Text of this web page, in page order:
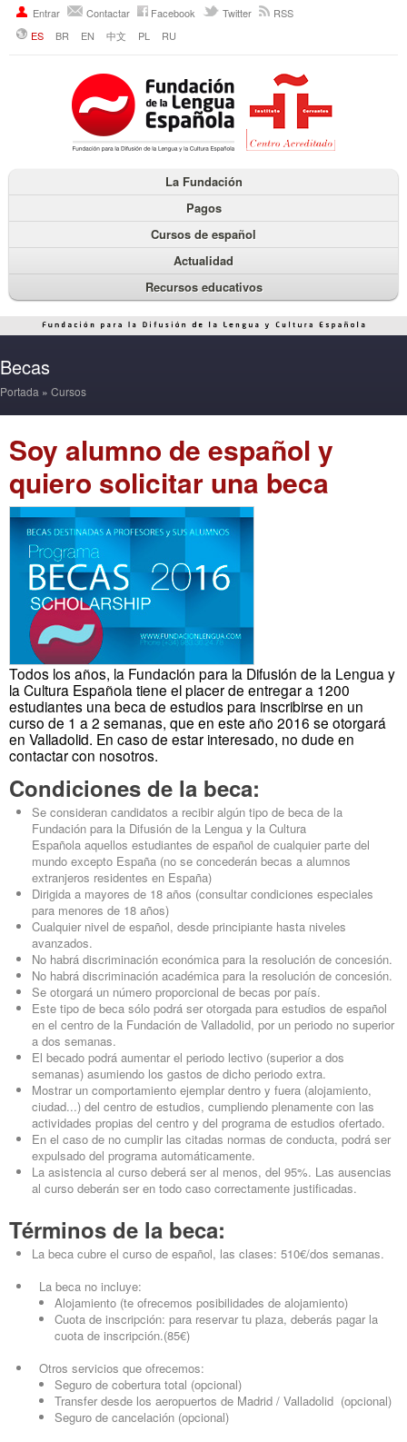
Entrar Contactar Facebook Twitter
RSS
ES
BR EN 中文 PL RU
La Fundación
Pagos
Cursos de español
Actualidad
Recursos educativos
Becas
Portada » Cursos
Soy alumno de español y
quiero solicitar una beca
Todos los años, la Fundación para la Difusión de la Lengua y
la Cultura Española tiene el placer de entregar a 1200
estudiantes una beca de estudios para inscribirse en un
curso de 1 a 2 semanas, que en este año 2016 se otorgará
en Valladolid. En caso de estar interesado, no dude en
contactar con nosotros.
Condiciones de la beca:
Se consideran candidatos a recibir algún tipo de beca de la
Fundación para la Difusión de la Lengua y la Cultura
Española aquellos estudiantes de español de cualquier parte del
mundo excepto España (no se concederán becas a alumnos
extranjeros residentes en España)
Dirigida a mayores de 18 años (consultar condiciones especiales
para menores de 18 años)
Cualquier nivel de español, desde principiante hasta niveles
avanzados.
No habrá discriminación económica para la resolución de concesión.
No habrá discriminación académica para la resolución de concesión.
Se otorgará un número proporcional de becas por país.
Este tipo de beca sólo podrá ser otorgada para estudios de español
en el centro de la Fundación de Valladolid, por un periodo no superior
a dos semanas.
El becado podrá aumentar el periodo lectivo (superior a dos
semanas) asumiendo los gastos de dicho periodo extra.
Mostrar un comportamiento ejemplar dentro y fuera (alojamiento,
ciudad...) del centro de estudios, cumpliendo plenamente con las
actividades propias del centro y del programa de estudios ofertado.
En el caso de no cumplir las citadas normas de conducta, podrá ser
expulsado del programa automáticamente.
La asistencia al curso deberá ser al menos, del 95%. Las ausencias
al curso deberán ser en todo caso correctamente justificadas.
Términos de la beca:
La beca cubre el curso de español, las clases: 510€/dos semanas.
La beca no incluye:
Alojamiento (te ofrecemos posibilidades de alojamiento)
Cuota de inscripción: para reservar tu plaza, deberás pagar la
cuota de inscripción.(85€)
Otros servicios que ofrecemos:
Seguro de cobertura total (opcional)
Transfer desde los aeropuertos de Madrid / Valladolid (opcional)
Seguro de cancelación (opcional)